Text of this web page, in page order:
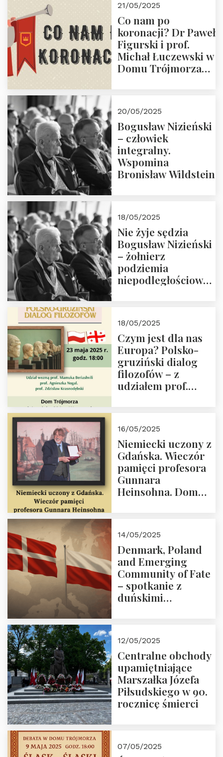
Zapraszamy do
zapisów.
21/05/2025
Co nam po
koronacji? Dr Paweł
Figurski i prof.
Michał Łuczewski w
Domu Trójmorza
20/05/2025
Bogusław Nizieński
– człowiek
integralny.
Wspomina
Bronisław Wildstein
18/05/2025
Nie żyje sędzia
Bogusław Nizieński
– żołnierz
podziemia
niepodległościowego
społeczny, członek
Kapituły Nagrody
im. Prezydenta
Lecha
Kaczyńskiego.
Wielki autorytet.
18/05/2025
Czym jest dla nas
Europa? Polsko-
gruziński dialog
filozofów – z
udziałem prof.
Dom Trójmorza 23
maja 2025 r. godz.
18:00.
16/05/2025
Niemiecki uczony z
Gdańska. Wieczór
pamięci profesora
Gunnara
Heinsohna. Dom
14/05/2025
Denmark, Poland
and Emerging
Community of Fate
– spotkanie z
duńskimi
12/05/2025
Centralne obchody
upamiętniające
Marszałka Józefa
Piłsudskiego w 90.
rocznicę śmierci
07/05/2025